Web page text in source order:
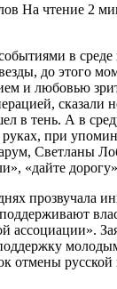
На чтение 2
в среде
до этого
и любовью
сказали
в тень. А в
руках, при
Светланы
«дайте
прозвучала
ассоциации».
отмены русской